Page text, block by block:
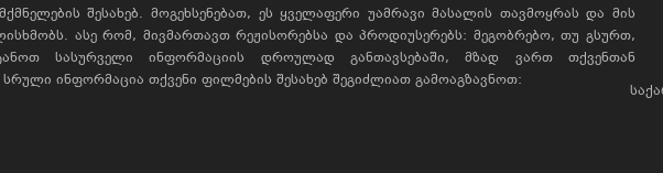
შესახებ. მოგეხსენებათ, ეს ყველაფერი უამრავი მასალის თავმოყრას და მის
ასე რომ, მივმართავთ რეჟისორებსა და პროდიუსერებს: მეგობრებო, თუ გსურთ,
სასურველი ინფორმაციის დროულად განთავსებაში, მზად ვართ თქვენთან
ინფორმაცია თქვენი ფილმების შესახებ შეგიძლიათ გამოაგზავნოთ: